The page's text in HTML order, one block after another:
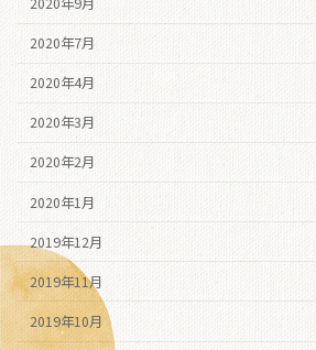
2020年7月
2020年4月
2020年3月
2020年2月
2020年1月
2019年12月
2019年11月
2019年10月